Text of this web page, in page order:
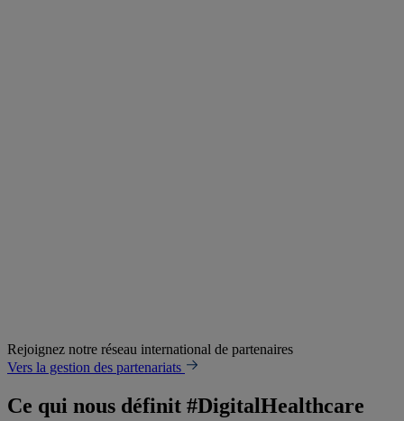
Rejoignez notre réseau international de partenaires
Vers la gestion des partenariats
Ce qui nous définit #DigitalHealthcare